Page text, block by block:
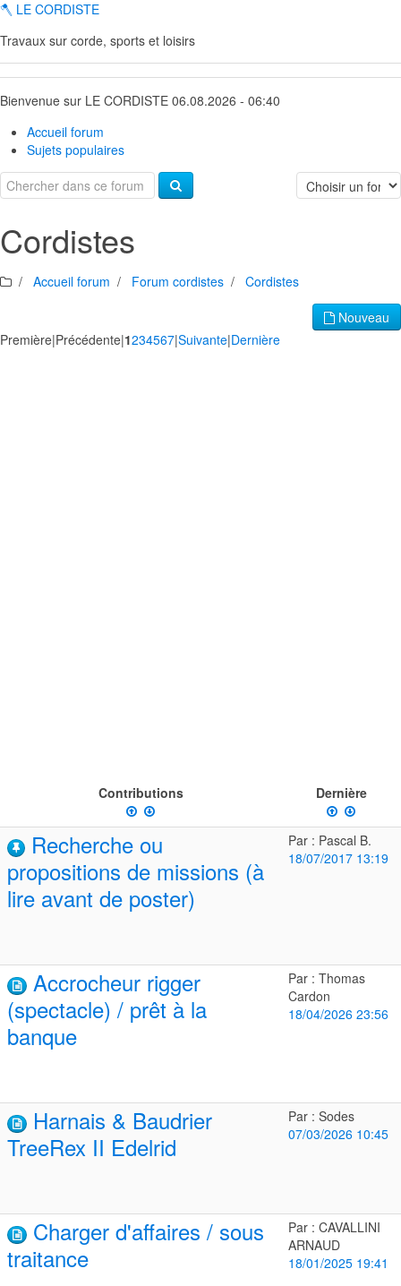
🪓 LE CORDISTE
Travaux sur corde, sports et loisirs
Bienvenue sur LE CORDISTE 06.08.2026 - 06:40
Accueil forum
Sujets populaires
Cordistes
Accueil forum Forum cordistes
Cordistes
Nouveau
Première|Précédente|1234567|Suivante|Dernière
Contributions Dernière
Recherche ou
propositions de missions (à
lire avant de poster)
Par : Pascal B.
18/07/2017 13:19
Accrocheur rigger
(spectacle) / prêt à la
banque
Par : Thomas
Cardon
18/04/2026 23:56
Harnais & Baudrier
TreeRex II Edelrid
Par : Sodes
07/03/2026 10:45
Charger d'affaires / sous
traitance
Par : CAVALLINI
ARNAUD
18/01/2025 19:41